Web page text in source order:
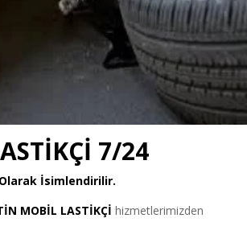
7/24
Olarak İsimlendirilir.
MOBİL LASTİKÇİ hizmetlerimizden